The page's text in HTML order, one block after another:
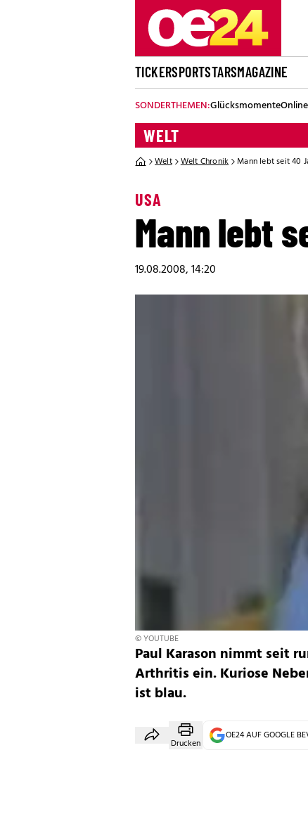
TICKERSPORTSTARSMAGAZINE
SONDERTHEMEN:Glücksmomente
WELT
Welt Welt Chronik Mann lebt seit 40
USA
Mann lebt
19.08.2008, 14:20
© YOUTUBE
Paul Karason nimmt seit
Arthritis ein. Kuriose
ist blau.
Drucken
OE24 AUF GOOGLE